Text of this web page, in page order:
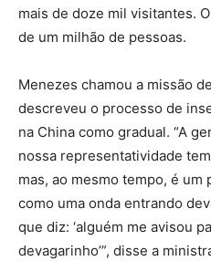
mais de doze mil visitantes.
de um milhão de pessoas.
Menezes chamou a missão
descreveu o processo de
na China como gradual. “A
nossa representatividade
mas, ao mesmo tempo, é um
como uma onda entrando
que diz: ‘alguém me avisou
devagarinho’”, disse a